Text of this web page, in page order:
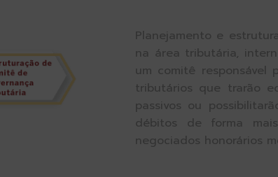
Planejamento e
na área tributária,
um comitê responsável
tributários que trarão
passivos ou
débitos de forma
negociados honorários